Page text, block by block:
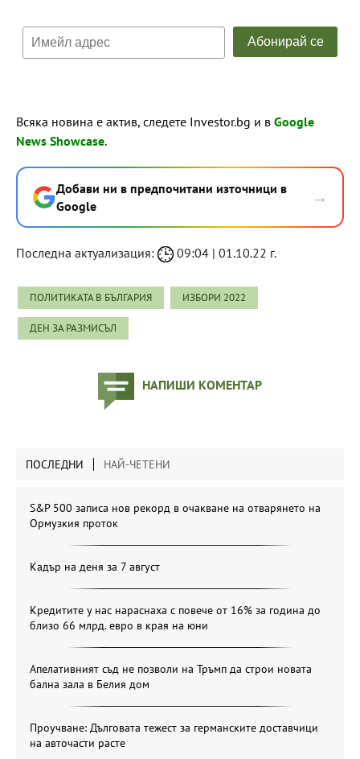
Всяка новина е актив, следете Investor.bg и в Google
News Showcase.
Добави ни в предпочитани източници в
Google
→
Последна актуализация: 09:04 | 01.10.22 г.
ПОЛИТИКАТА В БЪЛГАРИЯ ИЗБОРИ 2022
ДЕН ЗА РАЗМИСЪЛ
НАПИШИ КОМЕНТАР
ПОСЛЕДНИ НАЙ-ЧЕТЕНИ
S&P 500 записа нов рекорд в очакване на отварянето на
Ормузкия проток
Кадър на деня за 7 август
Кредитите у нас нараснаха с повече от 16% за година до
близо 66 млрд. евро в края на юни
Апелативният съд не позволи на Тръмп да строи новата
бална зала в Белия дом
Проучване: Дълговата тежест за германските доставчици
на авточасти расте